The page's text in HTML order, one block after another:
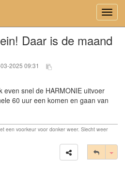
Daar is de maand
2025 09:31
even snel de HARMONIE uitvoer
60 uur een komen en gaan van
een voorkeur voor donker weer. Slecht weer